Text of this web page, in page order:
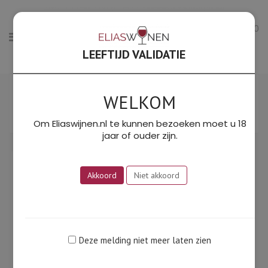
0
laag
Filter
SORTEER OP PRIJS: LAAG NAAR HOOG
LEEFTIJD VALIDATIE
WELKOM
Om Eliaswijnen.nl te kunnen bezoeken moet u 18
jaar of ouder zijn.
Akkoord Niet akkoord
Deze melding niet meer laten zien